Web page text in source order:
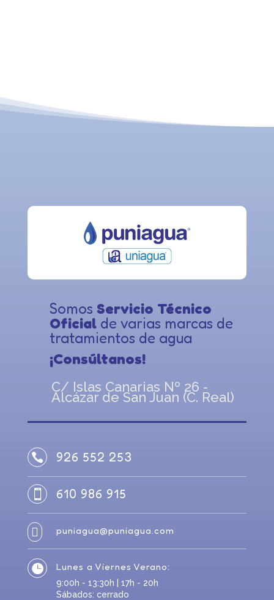
Somos Servicio Técnico
Oficialde varias marcas de
tratamientos de agua
¡Consúltanos!
C/ Islas Canarias Nº 26 -
Alcázar de San Juan (C. Real)
 926 552 253
 610 986 915
 puniagua@puniagua.com
 Lunes a Viernes Verano:
9:00h - 13:30h | 17h - 20h
Sábados: cerrado